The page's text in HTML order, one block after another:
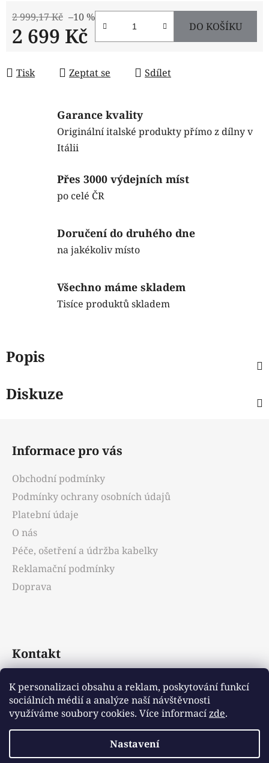
K personalizaci obsahu a reklam, poskytování funkcí
sociálních médií a analýze naší návštěvnosti
využíváme soubory cookies. Více informacízde.
Nastavení
2 999,17 Kč –10 %
2 699 Kč DO KOŠÍKU
Tisk Zeptat se Sdílet
Garance kvality
Originální italské produkty přímo z dílny v
Itálii
Přes 3000 výdejních míst
po celé ČR
Doručení do druhého dne
na jakékoliv místo
Všechno máme skladem
Tisíce produktů skladem
Popis
Diskuze
Informace pro vás
Obchodní podmínky
Podmínky ochrany osobních údajů
Platební údaje
O nás
Péče, ošetření a údržba kabelky
Reklamační podmínky
Doprava
Kontakt
info@emotys.cz
+421903231812